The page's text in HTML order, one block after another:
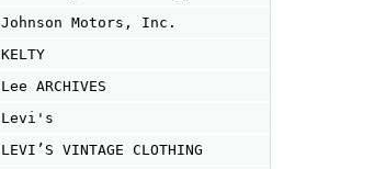
Johnson Motors, Inc.
KELTY
Lee ARCHIVES
Levi's
LEVI’S VINTAGE CLOTHING